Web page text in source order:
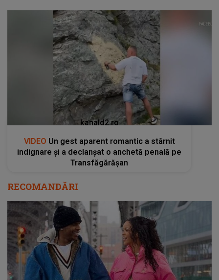
kanald2.ro
VIDEO Un gest aparent romantic a stârnit
indignare și a declanșat o anchetă penală pe
Transfăgărășan
RECOMANDĂRI